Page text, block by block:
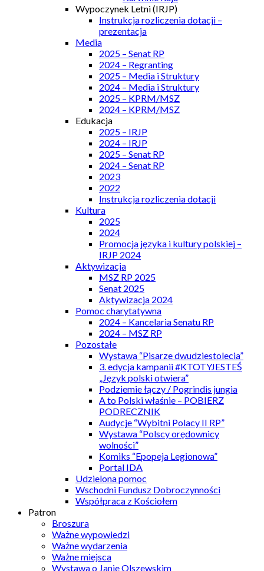
Wypoczynek Letni (IRJP)
Instrukcja rozliczenia dotacji –
prezentacja
Media
2025 – Senat RP
2024 – Regranting
2025 – Media i Struktury
2024 – Media i Struktury
2025 – KPRM/MSZ
2024 – KPRM/MSZ
Edukacja
2025 – IRJP
2024 – IRJP
2025 – Senat RP
2024 – Senat RP
2023
2022
Instrukcja rozliczenia dotacji
Kultura
2025
2024
Promocja języka i kultury polskiej –
IRJP 2024
Aktywizacja
MSZ RP 2025
Senat 2025
Aktywizacja 2024
Pomoc charytatywna
2024 – Kancelaria Senatu RP
2024 – MSZ RP
Pozostałe
Wystawa “Pisarze dwudziestolecia”
3. edycja kampanii #KTOTYJESTEŚ
„Język polski otwiera”
Podziemie łączy / Pogrindis jungia
A to Polski właśnie – POBIERZ
PODRECZNIK
Audycje “Wybitni Polacy II RP”
Wystawa “Polscy orędownicy
wolności”
Komiks “Epopeja Legionowa”
Portal IDA
Udzielona pomoc
Wschodni Fundusz Dobroczynności
Współpraca z Kościołem
Patron
Broszura
Ważne wypowiedzi
Ważne wydarzenia
Ważne miejsca
Wystawa o Janie Olszewskim